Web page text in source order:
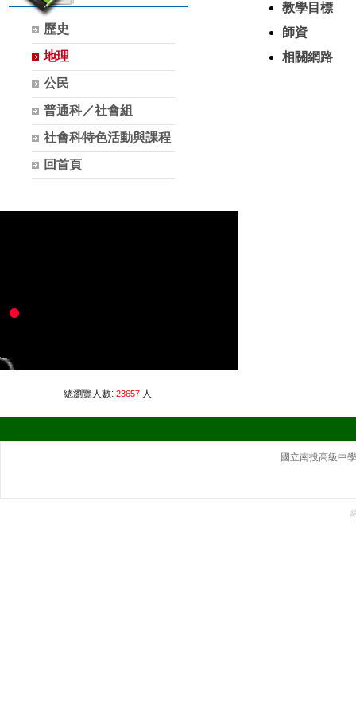
歷史
地理
公民
普通科／社會組
社會科特色活動與課程
回首頁
總瀏覽人數: 23657 人
教學目標
師資
相關網路
國立南投高級中